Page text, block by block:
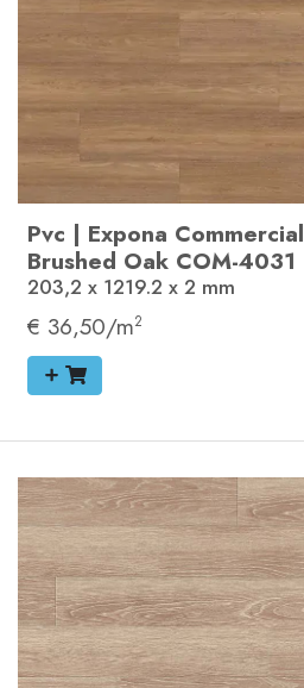
Pvc | Expona Commercial
Brushed Oak COM-4031
203,2 x 1219.2 x 2 mm
€ 36,50/m2